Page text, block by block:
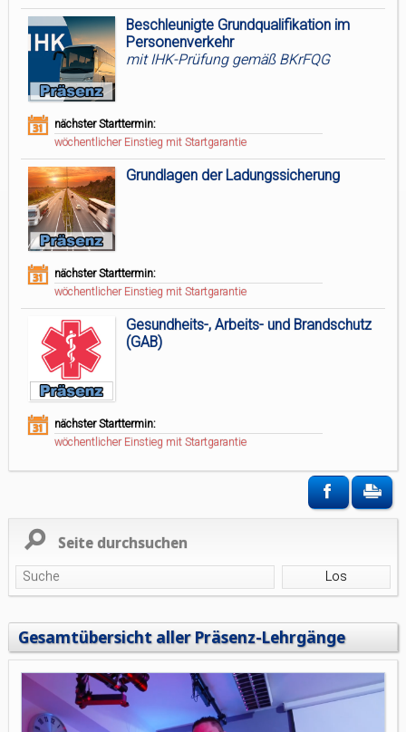
Beschleunigte Grundqualifikation im
Personenverkehr
mit IHK-Prüfung gemäß BKrFQG
nächster Starttermin:
wöchentlicher Einstieg mit Startgarantie
Grundlagen der Ladungssicherung
nächster Starttermin:
wöchentlicher Einstieg mit Startgarantie
Gesundheits-, Arbeits- und Brandschutz
(GAB)
nächster Starttermin:
wöchentlicher Einstieg mit Startgarantie
Seite durchsuchen
Gesamtübersicht aller Präsenz-Lehrgänge